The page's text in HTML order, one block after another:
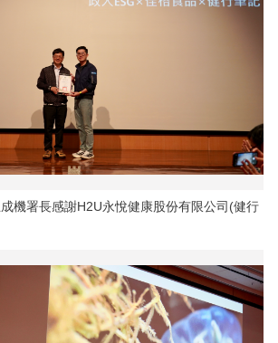
機署長感謝H2U永悅健康股份有限公司(健行